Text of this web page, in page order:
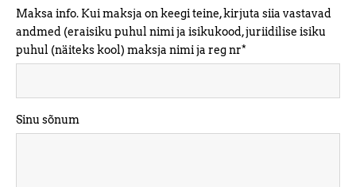
Maksa info. Kui maksja on keegi teine, kirjuta siia vastavad
andmed (eraisiku puhul nimi ja isikukood, juriidilise isiku
puhul (näiteks kool) maksja nimi ja reg nr
Sinu sõnum